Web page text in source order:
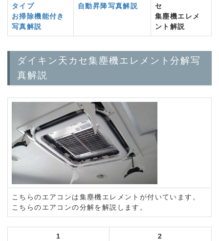
タイプ
お掃除機能付き
写真解説
自動昇降写真解説
セ
集塵機エレメ
ント解説
ダイキン天カセ集塵機エレメント分解写
真解説
こちらのエアコンは集塵機エレメントが付いています。
こちらのエアコンの分解を解説します。
1 2